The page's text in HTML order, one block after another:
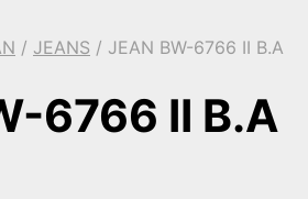
/ JEANS / JEAN BW-6766 II B.A
6766 II B.A